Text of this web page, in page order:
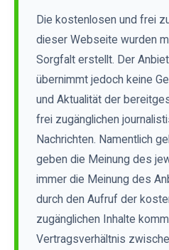
Die kostenlosen und frei
dieser Webseite wurden
Sorgfalt erstellt. Der
übernimmt jedoch keine
und Aktualität der
frei zugänglichen
Nachrichten. Namentlich
geben die Meinung des
immer die Meinung des
durch den Aufruf der
zugänglichen Inhalte
Vertragsverhältnis